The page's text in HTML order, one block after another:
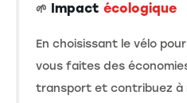
🌱 Impact écologique
En choisissant le vélo
vous faites des
transport et contribuez à